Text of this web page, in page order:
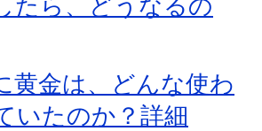
たら、どうなるの
黄金は、どんな使わ
いたのか？詳細